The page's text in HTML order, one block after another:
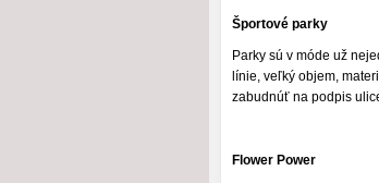
Športové parky
Parky sú v móde už
línie, veľký objem,
zabudnúť na podpis
Flower Power